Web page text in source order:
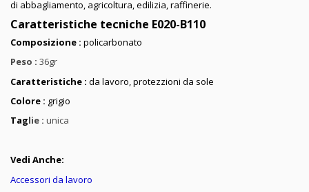
di abbagliamento, agricoltura, edilizia, raffinerie.
Caratteristiche tecniche E020-B110
Composizione : policarbonato
Peso : 36gr
Caratteristiche : da lavoro, protezzioni da sole
Colore : grigio
Taglie : unica
Vedi Anche:
Accessori da lavoro